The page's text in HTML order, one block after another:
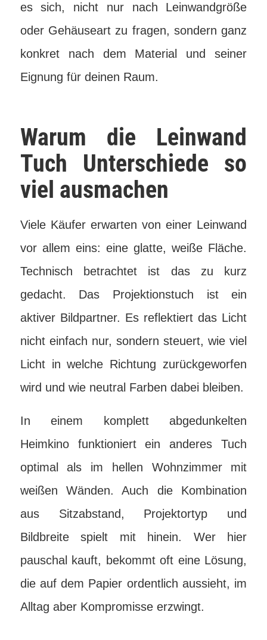
es sich, nicht nur nach Leinwandgröße
oder Gehäuseart zu fragen, sondern ganz
konkret nach dem Material und seiner
Eignung für deinen Raum.
Warum die Leinwand
Tuch Unterschiede so
viel ausmachen
Viele Käufer erwarten von einer Leinwand
vor allem eins: eine glatte, weiße Fläche.
Technisch betrachtet ist das zu kurz
gedacht. Das Projektionstuch ist ein
aktiver Bildpartner. Es reflektiert das Licht
nicht einfach nur, sondern steuert, wie viel
Licht in welche Richtung zurückgeworfen
wird und wie neutral Farben dabei bleiben.
In einem komplett abgedunkelten
Heimkino funktioniert ein anderes Tuch
optimal als im hellen Wohnzimmer mit
weißen Wänden. Auch die Kombination
aus Sitzabstand, Projektortyp und
Bildbreite spielt mit hinein. Wer hier
pauschal kauft, bekommt oft eine Lösung,
die auf dem Papier ordentlich aussieht, im
Alltag aber Kompromisse erzwingt.